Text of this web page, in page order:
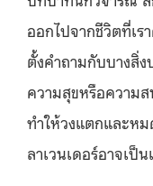
ออกไปจากชีวิตที่เร
ตั้งคำถามกับบางสิ่ง
ความสุขหรือความ
ทำให้วงแตกและห
ลาเวนเดอร์อาจเป็